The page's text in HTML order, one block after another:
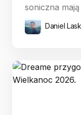
soniczna
Daniel